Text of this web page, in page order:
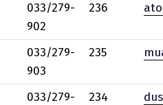
033/279-
902
236
033/279-
903
235
033/279-
234